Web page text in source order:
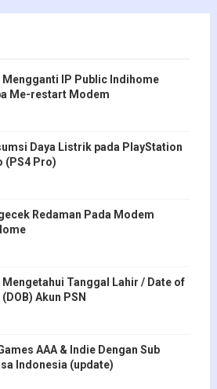
Mengganti IP Public Indihome
Me-restart Modem
Daya Listrik pada PlayStation
(PS4 Pro)
Redaman Pada Modem
Mengetahui Tanggal Lahir / Date of
Akun PSN
AAA & Indie Dengan Sub
Indonesia (update)